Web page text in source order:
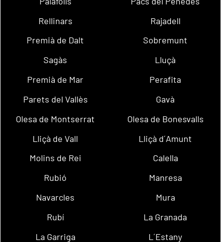
Rellinars
Rajadell
Premià de Dalt
Sobremunt
Sagàs
Lluçà
Premià de Mar
Perafita
Parets del Vallès
Gavà
Olesa de Montserrat
Olesa de Bonesvalls
Lliçà de Vall
Lliçà d´Amunt
Molins de Rei
Calella
Rubió
Manresa
Navarcles
Mura
Rubí
La Granada
La Garriga
L´Estany